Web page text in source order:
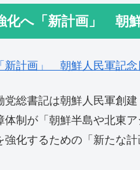
化へ「新計画」 朝
新計画」 朝鮮人民軍記
総書記は朝鮮人民軍創
制が「朝鮮半島や北東
化するための「新たな